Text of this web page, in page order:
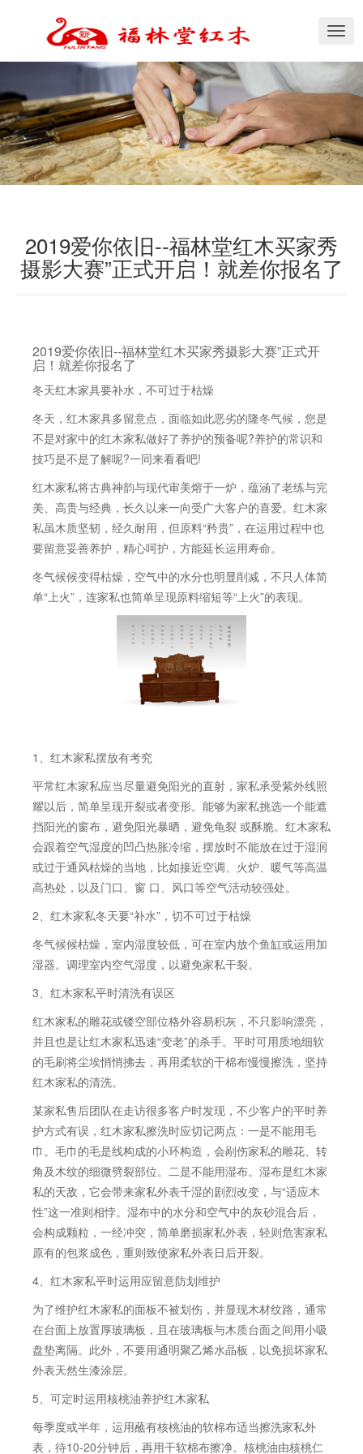
切
导
航
2019爱你依旧--福林堂红木买家秀
摄影大赛”正式开启！就差你报名了
2019爱你依旧--福林堂红木买家秀摄影大赛”正式开
启！就差你报名了
冬天红木家具要补水，不可过于枯燥
冬天，红木家具多留意点，面临如此恶劣的隆冬气候，您是
不是对家中的红木家私做好了养护的预备呢?养护的常识和
技巧是不是了解呢?一同来看看吧!
红木家私将古典神韵与现代审美熔于一炉，蕴涵了老练与完
美、高贵与经典，长久以来一向受广大客户的喜爱。红木家
私虽木质坚韧，经久耐用，但原料“矜贵”，在运用过程中也
要留意妥善养护，精心呵护，方能延长运用寿命。
冬气候候变得枯燥，空气中的水分也明显削减，不只人体简
单“上火”，连家私也简单呈现原料缩短等“上火”的表现。
1、红木家私摆放有考究
平常红木家私应当尽量避免阳光的直射，家私承受紫外线照
耀以后，简单呈现开裂或者变形。能够为家私挑选一个能遮
挡阳光的窗布，避免阳光暴晒，避免龟裂 或酥脆。红木家私
会跟着空气湿度的凹凸热胀冷缩，摆放时不能放在过于湿润
或过于通风枯燥的当地，比如接近空调、火炉、暖气等高温
高热处，以及门口、窗 口、风口等空气活动较强处。
2、红木家私冬天要“补水”，切不可过于枯燥
冬气候候枯燥，室内湿度较低，可在室内放个鱼缸或运用加
湿器。调理室内空气湿度，以避免家私干裂。
3、红木家私平时清洗有误区
红木家私的雕花或镂空部位格外容易积灰，不只影响漂亮，
并且也是让红木家私迅速“变老”的杀手。平时可用质地细软
的毛刷将尘埃悄悄拂去，再用柔软的干棉布慢慢擦洗，坚持
红木家私的清洗。
某家私售后团队在走访很多客户时发现，不少客户的平时养
护方式有误，红木家私擦洗时应切记两点：一是不能用毛
巾。毛巾的毛是线构成的小环构造，会剐伤家私的雕花、转
角及木纹的细微劈裂部位。二是不能用湿布。湿布是红木家
私的天敌，它会带来家私外表千湿的剧烈改变，与“适应木
性”这一准则相悖。湿布中的水分和空气中的灰砂混合后，
会构成颗粒，一经冲突，简单磨损家私外表，轻则危害家私
原有的包浆成色，重则致使家私外表日后开裂。
4、红木家私平时运用应留意防划维护
为了维护红木家私的面板不被划伤，并显现木材纹路，通常
在台面上放置厚玻璃板，且在玻璃板与木质台面之间用小吸
盘垫离隔。此外，不要用通明聚乙烯水晶板，以免损坏家私
外表天然生漆涂层。
5、可定时运用核桃油养护红木家私
每季度或半年，运用蘸有核桃油的软棉布适当擦洗家私外
表，待10-20分钟后，再用干软棉布擦净。核桃油由核桃仁